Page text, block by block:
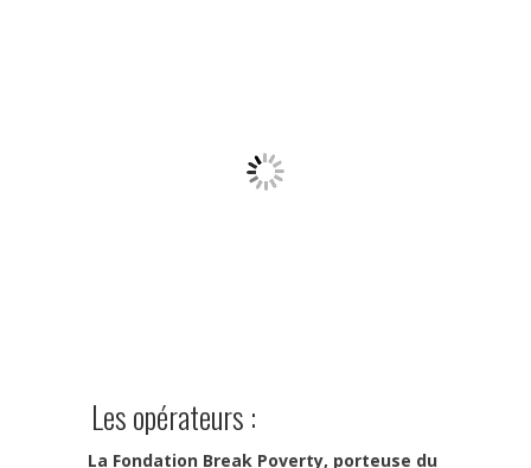
Les opérateurs :
La Fondation Break Poverty, porteuse du